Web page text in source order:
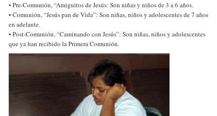
• Pre-Comunión, “Amiguitos de Jesús: Son niñas y niños de 3 a 6 años.
• Comunión, “Jesús pan de Vida”: Son niñas, niños y adolescentes de 7 años
en adelante.
• Post-Comunión, “Caminando con Jesús”: Son niñas, niños y adolescentes
que ya han recibido la Primera Comunión.